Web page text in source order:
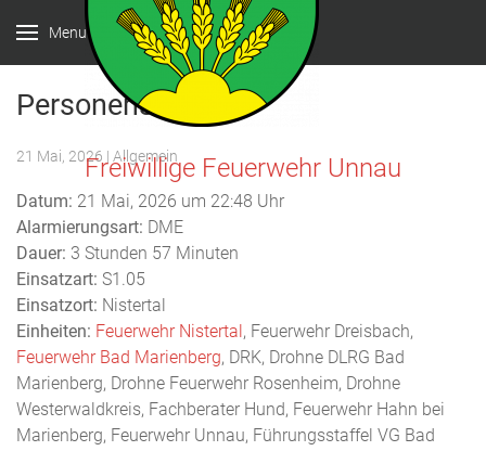
Menu
Freiwillige Feuerwehr Unnau
Personensuche
21 Mai, 2026 | Allgemein
Datum: 21 Mai, 2026 um 22:48 Uhr
Alarmierungsart: DME
Dauer: 3 Stunden 57 Minuten
Einsatzart: S1.05
Einsatzort: Nistertal
Einheiten: Feuerwehr Nistertal, Feuerwehr Dreisbach,
Feuerwehr Bad Marienberg, DRK, Drohne DLRG Bad
Marienberg, Drohne Feuerwehr Rosenheim, Drohne
Westerwaldkreis, Fachberater Hund, Feuerwehr Hahn bei
Marienberg, Feuerwehr Unnau, Führungsstaffel VG Bad